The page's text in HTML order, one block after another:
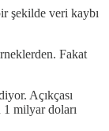
şekilde veri kaybı
Fakat
Açıkçası
milyar doları